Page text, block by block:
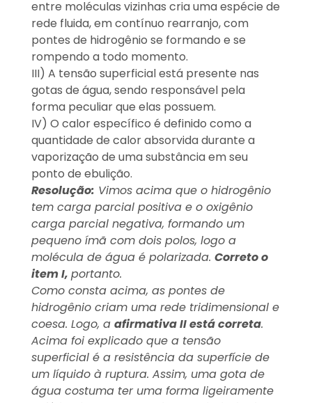
entre moléculas vizinhas cria uma espécie de
rede fluida, em contínuo rearranjo, com
pontes de hidrogênio se formando e se
rompendo a todo momento.
III) A tensão superficial está presente nas
gotas de água, sendo responsável pela
forma peculiar que elas possuem.
IV) O calor específico é definido como a
quantidade de calor absorvida durante a
vaporização de uma substância em seu
ponto de ebulição.
Resolução: Vimos acima que o hidrogênio
tem carga parcial positiva e o oxigênio
carga parcial negativa, formando um
pequeno ímã com dois polos, logo a
molécula de água é polarizada. Correto o
item I, portanto.
Como consta acima, as pontes de
hidrogênio criam uma rede tridimensional e
coesa. Logo, a afirmativa II está correta.
Acima foi explicado que a tensão
superficial é a resistência da superfície de
um líquido à ruptura. Assim, uma gota de
água costuma ter uma forma ligeiramente